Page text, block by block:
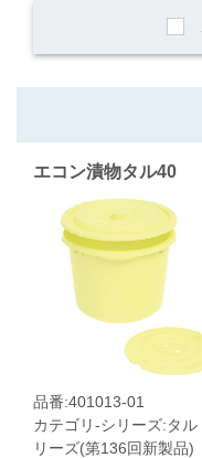
エコン漬物タル40
品番:401013-01
カテゴリ-シリーズ:タ
リーズ(第136回新製品)